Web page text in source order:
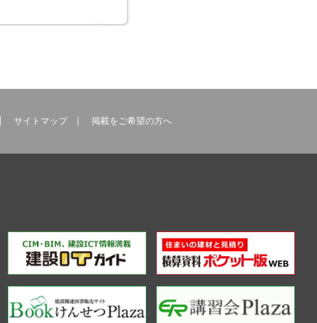
サイトマップ 掲載をご希望の方へ